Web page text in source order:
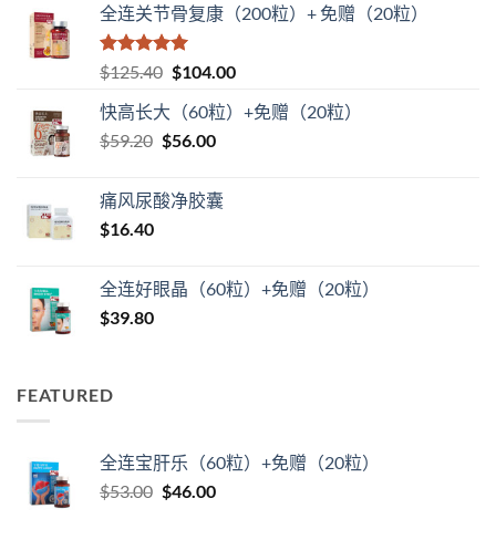
全连关节骨复康（200粒）+ 免赠（20粒）
评分 5（满
分 5 分
$125.40 原
为：
$125.40。
$104.00当
价
快高长大（60粒）+免赠（20粒）
$59.20 原
$59.20。
$56.00当
格
痛风尿酸净胶囊
$16.40
全连好眼晶（60粒）+免赠（20粒）
$39.80
FEATURED
全连宝肝乐（60粒）+免赠（20粒）
$53.00 原
$46.00当